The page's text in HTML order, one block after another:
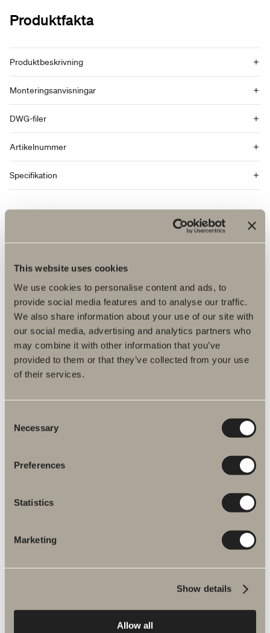
This website uses cookies
We use cookies to personalise content and ads, to
provide social media features and to analyse our traffic.
We also share information about your use of our site with
our social media, advertising and analytics partners who
may combine it with other information that you’ve
provided to them or that they’ve collected from your use
of their services.
Selection
Necessary
Preferences
Statistics
Marketing
Show details
Allow all
Produktfakta
Produktbeskrivning
Monteringsanvisningar
DWG-filer
Artikelnummer
Specifikation
Vanliga frågor & svar
vanliga frågor och svar.